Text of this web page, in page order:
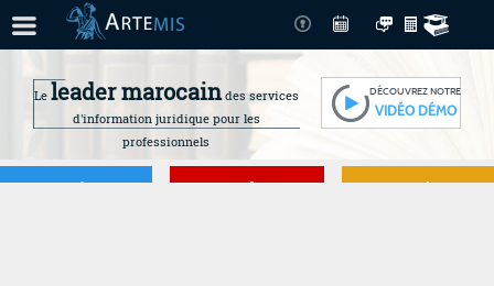
Le leader marocaindes services
d'information juridique pour les
professionnels
DÉCOUVREZ NOTRE
VIDÉO DÉMO
Je gère Je me forme
Je connais mes